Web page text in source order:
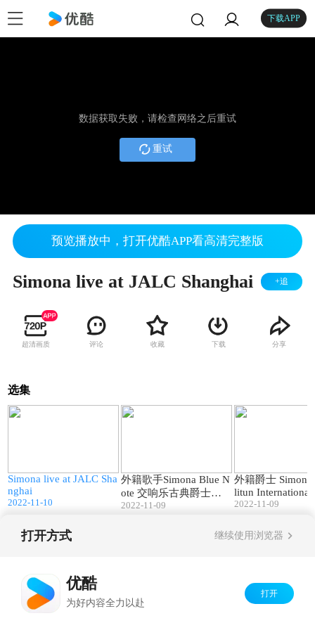
下载APP
数据获取失败，请检查网络之后重试
重试
预览播放中，打开优酷APP看高清完整版
Simona live at JALC Shanghai +追
超清画质 评论 收藏 下载 分享
选集
Simona live at JALC Sha
nghai
2022-11-10
外籍歌手Simona Blue N
ote 交响乐古典爵士之
夜
2022-11-09
外籍爵士 Simona
litun International
2022-11-09
打开方式 继续使用浏览器
优酷
为好内容全力以赴
打开